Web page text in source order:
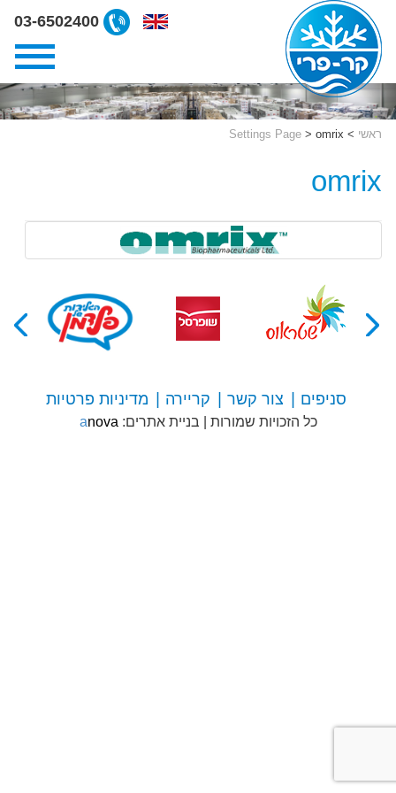
ליצירת
03-
6502400
03-6502400
ראשי >
Settings Page > omrix
omrix
סניפים צור קשר קריירה מדיניות פרטיות
כל הזכויות שמורות בניית אתרים: צור
anova